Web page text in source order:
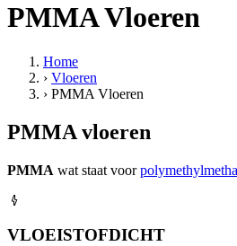
PMMA Vloeren
Home
› Vloeren
› PMMA Vloeren
PMMA vloeren
PMMA wat staat voor
VLOEISTOFDICHT